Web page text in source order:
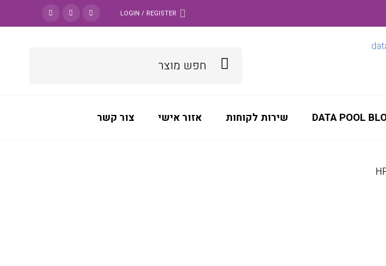
LOGIN / REGISTER
DATA POOL שירות לקוחות אזור אישי צור קשר